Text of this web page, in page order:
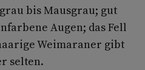
bis Mausgrau; gut
Augen; das Fell
Weimaraner gibt
selten.